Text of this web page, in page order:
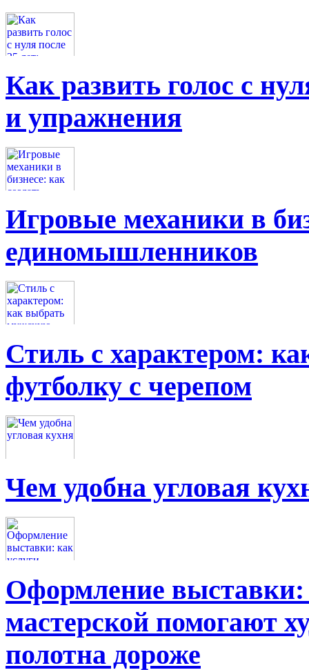
Как развить голос с
и упражнения
Игровые механики в
единомышленников
Стиль с характером:
футболку с черепом
Чем удобна угловая
Оформление выставки:
мастерской помогают
полотна дороже